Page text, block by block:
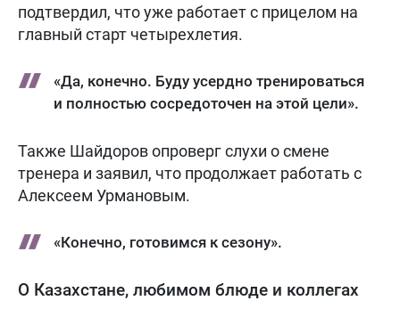
подтвердил, что уже работает с прицелом на
главный старт четырехлетия.
«Да, конечно. Буду усердно тренироваться
и полностью сосредоточен на этой цели».
Также Шайдоров опроверг слухи о смене
тренера и заявил, что продолжает работать с
Алексеем Урмановым.
«Конечно, готовимся к сезону».
О Казахстане, любимом блюде и коллегах